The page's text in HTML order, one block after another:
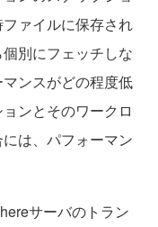
ァイルに保存され
別にフェッチしな
ンスがどの程度低
ンとそのワークロ
は、パフォーマン
サーバのトラン